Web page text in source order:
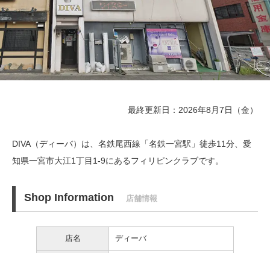
最終更新日：2026年8月7日（金）
DIVA（ディーバ）は、名鉄尾西線「名鉄一宮駅」徒歩11分、 愛
知県一宮市大江1丁目1-9にあるフィリピンクラブです。
Shop Information 店舗情報
店名 ディーバ